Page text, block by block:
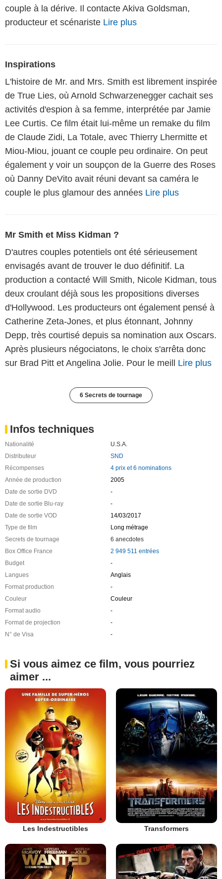
couple à la dérive. Il contacte Akiva Goldsman,
producteur et scénariste Lire plus
Inspirations
L'histoire de Mr. and Mrs. Smith est librement inspirée
de True Lies, où Arnold Schwarzenegger cachait ses
activités d'espion à sa femme, interprétée par Jamie
Lee Curtis. Ce film était lui-même un remake du film
de Claude Zidi, La Totale, avec Thierry Lhermitte et
Miou-Miou, jouant ce couple peu ordinaire. On peut
également y voir un soupçon de la Guerre des Roses
où Danny DeVito avait réuni devant sa caméra le
couple le plus glamour des années Lire plus
Mr Smith et Miss Kidman ?
D'autres couples potentiels ont été sérieusement
envisagés avant de trouver le duo définitif. La
production a contacté Will Smith, Nicole Kidman, tous
deux croulant déjà sous les propositions diverses
d'Hollywood. Les producteurs ont également pensé à
Catherine Zeta-Jones, et plus étonnant, Johnny
Depp, très courtisé depuis sa nomination aux Oscars.
Après plusieurs négociatons, le choix s'arrêta donc
sur Brad Pitt et Angelina Jolie. Pour le meill Lire plus
6 Secrets de tournage
Infos techniques
Nationalité
U.S.A.
Distributeur
SND
Récompenses
4 prix et 6 nominations
Année de production
2005
Date de sortie DVD
-
Date de sortie Blu-ray
-
Date de sortie VOD
14/03/2017
Type de film
Long métrage
Secrets de tournage
6 anecdotes
Box Office France
2 949 511 entrées
Budget
-
Langues
Anglais
Format production
-
Couleur
Couleur
Format audio
-
Format de projection
-
N° de Visa
-
Si vous aimez ce film, vous pourriez
aimer ...
Les Indestructibles Transformers